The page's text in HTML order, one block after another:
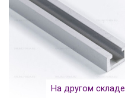
На другом складе